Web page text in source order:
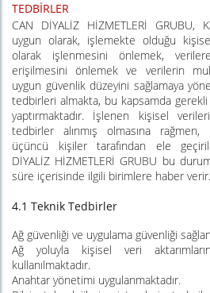
TEDBİRLER
CAN DİYALİZ HİZMETLERİ GRUBU,
uygun olarak, işlemekte olduğu
olarak işlenmesini önlemek,
erişilmesini önlemek ve verilerin
uygun güvenlik düzeyini sağlamaya
tedbirleri almakta, bu kapsamda
yaptırmaktadır. İşlenen kişisel
tedbirler alınmış olmasına
üçüncü kişiler tarafından ele
DİYALİZ HİZMETLERİ GRUBU bu
süre içerisinde ilgili birimlere haber verir.
4.1 Teknik Tedbirler
Ağ güvenliği ve uygulama güvenliği
Ağ yoluyla kişisel veri
kullanılmaktadır.
Anahtar yönetimi uygulanmaktadır.